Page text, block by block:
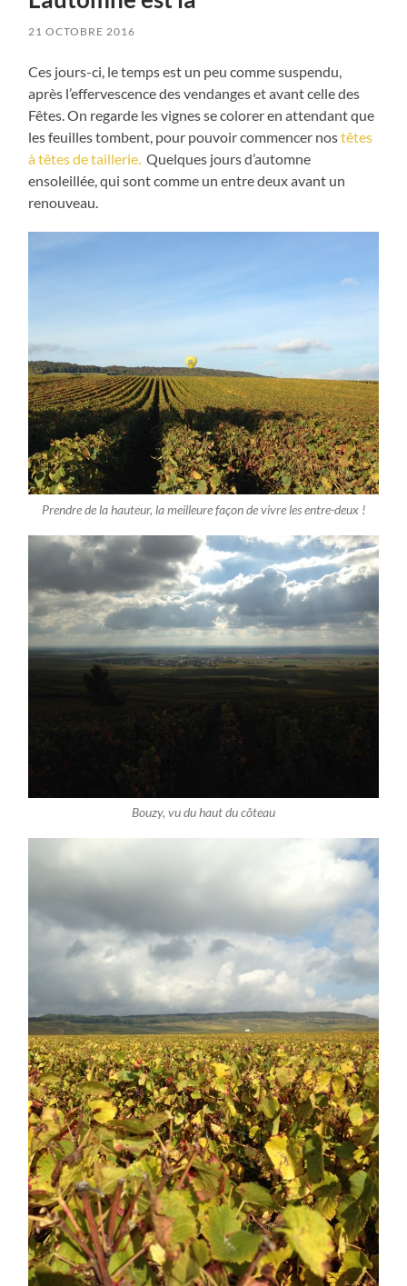
21 OCTOBRE 2016
Ces jours-ci, le temps est un peu comme suspendu,
après l’effervescence des vendanges et avant celle des
Fêtes. On regarde les vignes se colorer en attendant que
les feuilles tombent, pour pouvoir commencer nostêtes
à têtes de taillerie. Quelques jours d’automne
ensoleillée, qui sont comme un entre deux avant un
renouveau.
Prendre de la hauteur, la meilleure façon de vivre les entre-deux !
Bouzy, vu du haut du côteau